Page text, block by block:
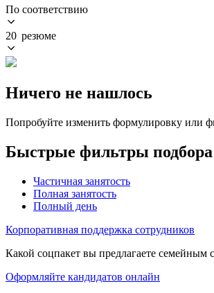
По соответствию
20 резюме
Ничего не нашлось
Попробуйте изменить формулировку или
Быстрые фильтры
Частичная занятость
Полная занятость
Полный день
Корпоративная поддержка сотрудников
Какой соцпакет вы предлагаете семейным
Оформляйте кандидатов онлайн